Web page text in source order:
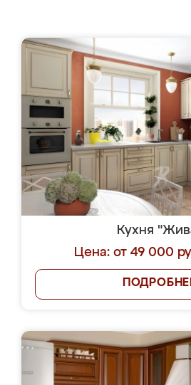
Кухня
Цена: от 49 000